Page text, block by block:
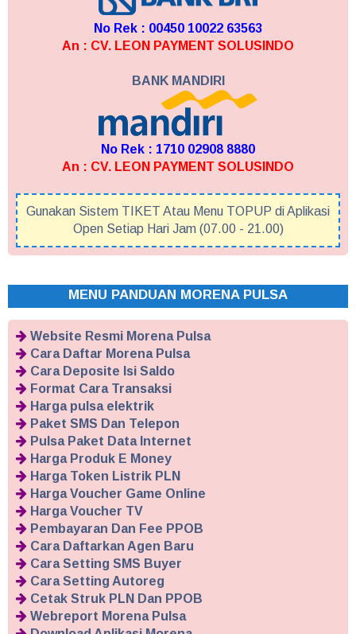
No Rek : 00450 10022 63563
An : CV. LEON PAYMENT SOLUSINDO
BANK MANDIRI
No Rek : 1710 02908 8880
An : CV. LEON PAYMENT SOLUSINDO
Gunakan Sistem TIKET Atau Menu TOPUP di Aplikasi
Open Setiap Hari Jam (07.00 - 21.00)
MENU PANDUAN MORENA PULSA
Website Resmi Morena Pulsa
Cara Daftar Morena Pulsa
Cara Deposite Isi Saldo
Format Cara Transaksi
Harga pulsa elektrik
Paket SMS Dan Telepon
Pulsa Paket Data Internet
Harga Produk E Money
Harga Token Listrik PLN
Harga Voucher Game Online
Harga Voucher TV
Pembayaran Dan Fee PPOB
Cara Daftarkan Agen Baru
Cara Setting SMS Buyer
Cara Setting Autoreg
Cetak Struk PLN Dan PPOB
Webreport Morena Pulsa